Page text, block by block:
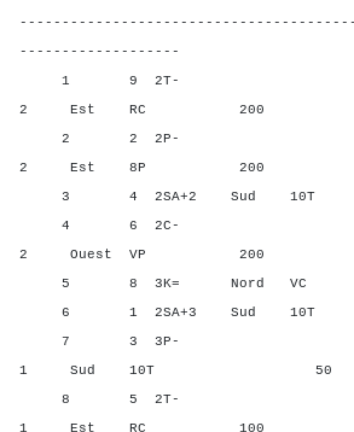
-------------------
1 9 2T-
2 Est RC 200
2 2 2P-
2 Est 8P 200
3 4 2SA+2 Sud
4 6 2C-
2 Ouest VP 200
5 8 3K= Nord
6 1 2SA+3 Sud
7 3 3P-
1 Sud 10T 50
8 5 2T-
1 Est RC 100